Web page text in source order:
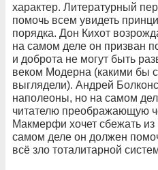
характер. Литературный
помочь всем увидеть
порядка. Дон Кихот
на самом деле он призван
и доброта не могут быть
веком Модерна (какими бы
выглядели). Андрей
наполеоны, но на самом
читателю преображающую
Макмерфи хочет сбежать
самом деле он должен
всё зло тоталитарной